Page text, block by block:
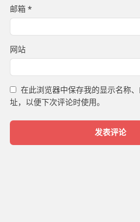
邮箱*
网站
在此浏览器中保存我的显示名称
址，以便下次评论时使用。